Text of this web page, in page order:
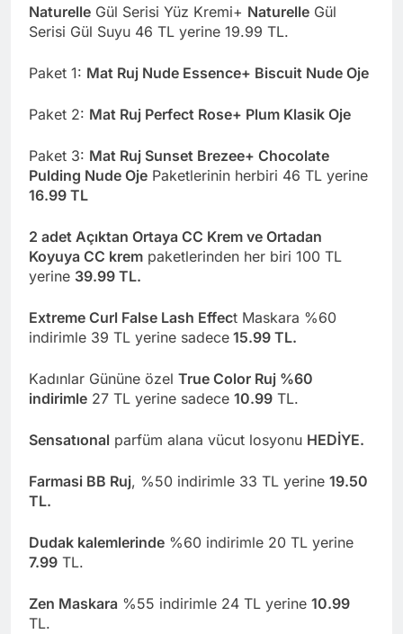
Naturelle Gül Serisi Yüz Kremi+ Naturelle Gül
Serisi Gül Suyu 46 TL yerine 19.99 TL.
Paket 1: Mat Ruj Nude Essence+ Biscuit Nude Oje
Paket 2: Mat Ruj Perfect Rose+ Plum Klasik Oje
Paket 3: Mat Ruj Sunset Brezee+ Chocolate
Pulding Nude Oje Paketlerinin herbiri 46 TL yerine
16.99 TL
2 adet Açıktan Ortaya CC Krem ve Ortadan
Koyuya CC krem paketlerinden her biri 100 TL
yerine 39.99 TL.
Extreme Curl False Lash Effect Maskara %60
indirimle 39 TL yerine sadece 15.99 TL.
Kadınlar Gününe özel True Color Ruj %60
indirimle 27 TL yerine sadece 10.99 TL.
Sensatıonal parfüm alana vücut losyonu HEDİYE.
Farmasi BB Ruj, %50 indirimle 33 TL yerine 19.50
TL.
Dudak kalemlerinde %60 indirimle 20 TL yerine
7.99 TL.
Zen Maskara %55 indirimle 24 TL yerine 10.99
TL.